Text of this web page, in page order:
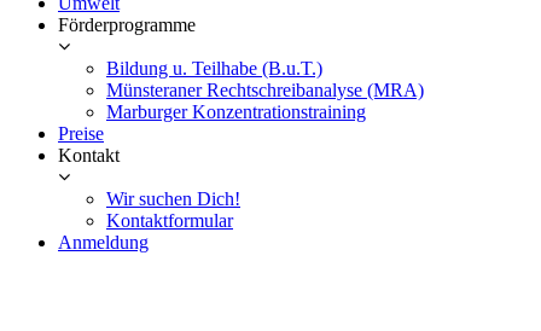
Förderprogramme
Bildung u. Teilhabe (B.u.T.)
Münsteraner Rechtschreibanalyse (MRA)
Marburger Konzentrationstraining
Preise
Kontakt
Wir suchen Dich!
Kontaktformular
Anmeldung